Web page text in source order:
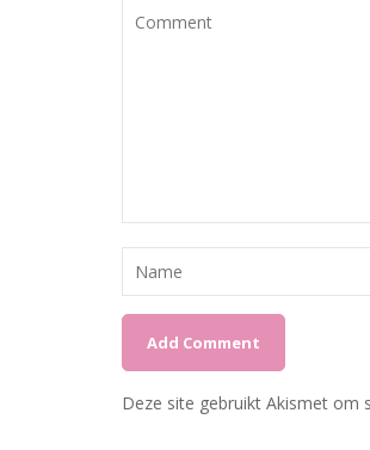
Deze site gebruikt Akismet om